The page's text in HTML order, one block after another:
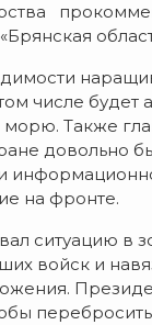
числе будет
Также
довольно
на фронте.
ситуацию в
войск и